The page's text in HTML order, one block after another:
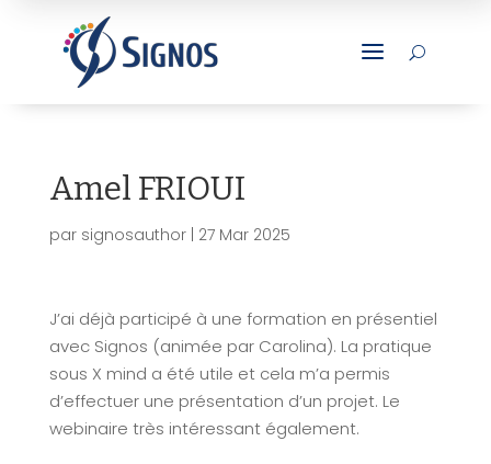
a U
Amel FRIOUI
par signosauthor| 27 Mar 2025
J’ai déjà participé à une formation en présentiel
avec Signos (animée par Carolina). La pratique
sous X mind a été utile et cela m’a permis
d’effectuer une présentation d’un projet. Le
webinaire très intéressant également.